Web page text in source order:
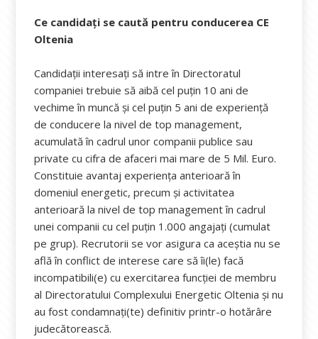
Ce candidați se caută pentru conducerea CE
Oltenia
Candidații interesați să intre în Directoratul
companiei trebuie să aibă cel puțin 10 ani de
vechime în muncă și cel puțin 5 ani de experiență
de conducere la nivel de top management,
acumulată în cadrul unor companii publice sau
private cu cifra de afaceri mai mare de 5 Mil. Euro.
Constituie avantaj experiența anterioară în
domeniul energetic, precum și activitatea
anterioară la nivel de top management în cadrul
unei companii cu cel puțin 1.000 angajați (cumulat
pe grup). Recrutorii se vor asigura ca aceștia nu se
află în conflict de interese care să îi(le) facă
incompatibili(e) cu exercitarea funcției de membru
al Directoratului Complexului Energetic Oltenia și nu
au fost condamnați(te) definitiv printr-o hotărâre
judecătorească.